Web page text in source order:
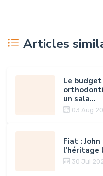
Articles
Le
un sala...
03 Aug
Fiat :
l’héritage
30 Jul